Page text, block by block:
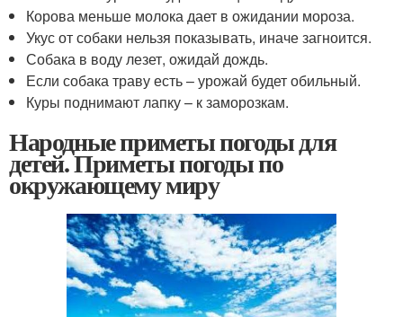
Корова меньше молока дает в ожидании мороза.
Укус от собаки нельзя показывать, иначе загноится.
Собака в воду лезет, ожидай дождь.
Если собака траву есть – урожай будет обильный.
Куры поднимают лапку – к заморозкам.
Народные приметы погоды для
детей. Приметы погоды по
окружающему миру